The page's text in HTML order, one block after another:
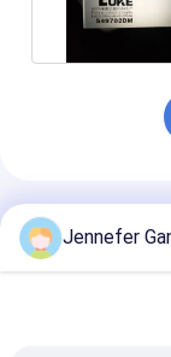
Rekomendasi
Jennefer